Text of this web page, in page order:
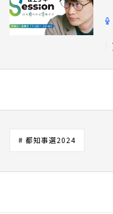
# 都知事選2024